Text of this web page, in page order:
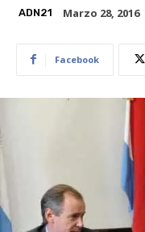
ADN21 Marzo 28, 2016
Facebook